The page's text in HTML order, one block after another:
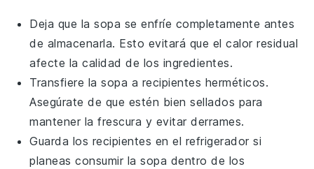
Deja que lasopa se enfríe completamente antes
de almacenarla. Esto evitará que el calor residual
afecte la calidad de los ingredientes.
Transfiere lasopa a recipientes herméticos.
Asegúrate de que estén bien sellados para
mantener la frescura y evitar derrames.
Guarda los recipientes en el refrigerador si
planeas consumir lasopa dentro de los